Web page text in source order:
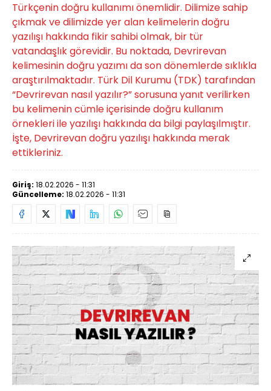
Türkçenin doğru kullanımı önemlidir. Dilimize sahip
çıkmak ve dilimizde yer alan kelimelerin doğru
yazılışı hakkında fikir sahibi olmak, bir tür
vatandaşlık görevidir. Bu noktada, Devrirevan
kelimesinin doğru yazımı da son dönemlerde sıklıkla
araştırılmaktadır. Türk Dil Kurumu (TDK) tarafından
“Devrirevan nasıl yazılır?” sorusuna yanıt verilirken
bu kelimenin cümle içerisinde doğru kullanım
örnekleri ile yazılışı hakkında da bilgi paylaşılmıştır.
İşte, Devrirevan doğru yazılışı hakkında merak
ettikleriniz.
Giriş: 18.02.2026 - 11:31
Güncelleme: 18.02.2026 - 11:31